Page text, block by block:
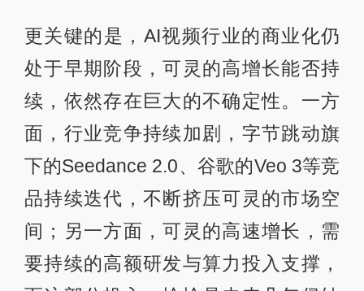
更关键的是，AI视频行业的商业化仍
处于早期阶段，可灵的高增长能否持
续，依然存在巨大的不确定性。一方
面，行业竞争持续加剧，字节跳动旗
下的Seedance 2.0、谷歌的Veo 3等竞
品持续迭代，不断挤压可灵的市场空
间；另一方面，可灵的高速增长，需
要持续的高额研发与算力投入支撑，